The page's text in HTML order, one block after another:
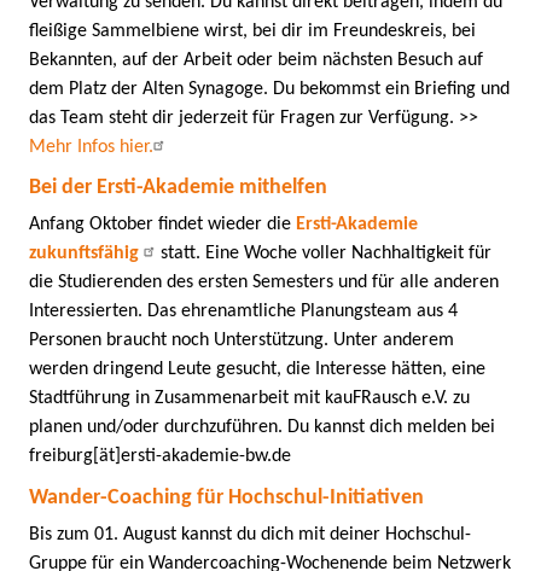
fleißige Sammelbiene wirst, bei dir im Freundeskreis, bei
Bekannten, auf der Arbeit oder beim nächsten Besuch auf
dem Platz der Alten Synagoge. Du bekommst ein Briefing und
das Team steht dir jederzeit für Fragen zur Verfügung. >>
Mehr Infos hier.
Bei der Ersti-Akademie mithelfen
Anfang Oktober findet wieder die Ersti-Akademie
zukunftsfähig
statt. Eine Woche voller Nachhaltigkeit für
die Studierenden des ersten Semesters und für alle anderen
Interessierten. Das ehrenamtliche Planungsteam aus 4
Personen braucht noch Unterstützung. Unter anderem
werden dringend Leute gesucht, die Interesse hätten, eine
Stadtführung in Zusammenarbeit mit kauFRausch e.V. zu
planen und/oder durchzuführen. Du kannst dich melden bei
freiburg[ät]ersti-akademie-bw.de
Wander-Coaching für Hochschul-Initiativen
Bis zum 01. August kannst du dich mit deiner Hochschul-
Gruppe für ein Wandercoaching-Wochenende beim Netzwerk